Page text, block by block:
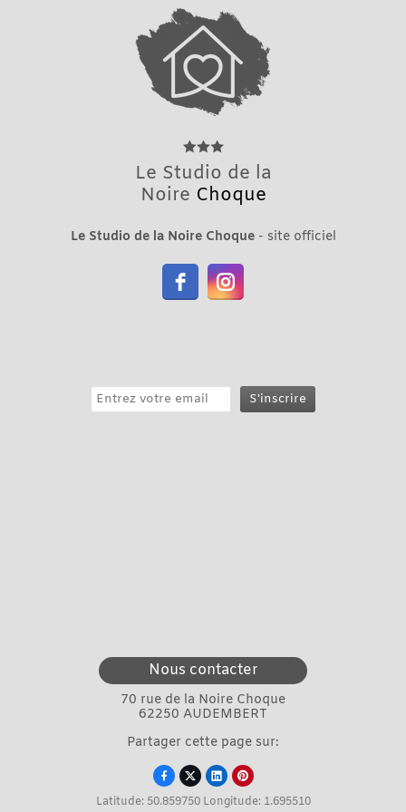
Le Studio de la
Noire Choque
Le Studio de la Noire Choque - site officiel
Nous contacter
70 rue de la Noire Choque
62250 AUDEMBERT
Partager cette page sur:
   
Latitude: 50.859750 Longitude: 1.695510